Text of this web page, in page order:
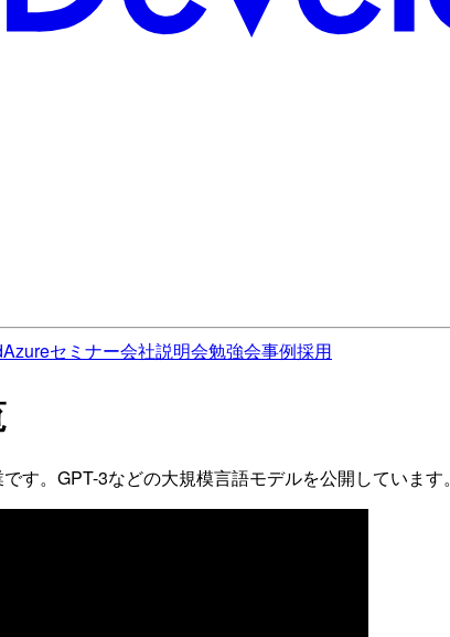
Azureセミナー会社説明会勉強会事例採用
す。GPT-3などの大規模言語モデルを公開しています。